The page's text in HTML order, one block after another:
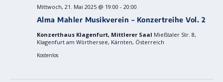
Alma Mahler Musikverein – Konzertreihe Vol. 2
Mittwoch, 21. Mai 2025 @ 19:00 - 20:00
Konzerthaus Klagenfurt, Mittlerer Saal Mießtaler Str. 8,
Klagenfurt am Wörthersee, Kärnten, Österreich
Kostenlos